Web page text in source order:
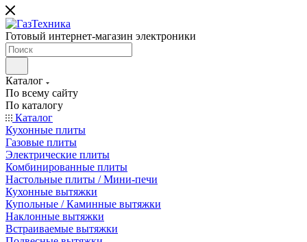
Готовый интернет-магазин электроники
Каталог
По всему сайту
По каталогу
Каталог
Кухонные плиты
Газовые плиты
Электрические плиты
Комбинированные плиты
Настольные плиты / Мини-печи
Кухонные вытяжки
Купольные / Каминные вытяжки
Наклонные вытяжки
Встраиваемые вытяжки